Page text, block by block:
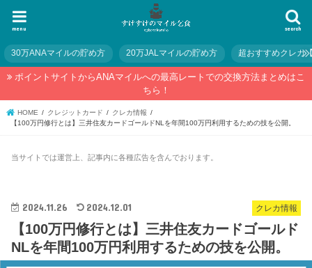
search
menu
30万ANAマイルの貯め方 20万JALマイルの貯め方 超おすすめクレカ
ポイントサイトからANAマイルへの最高レートでの交換方法まとめはこ
ちら！
HOME クレジットカード
クレカ情報
【100万円修行とは】三井住友カードゴールドNLを年間100万円利用するための技を公開。
当サイトでは運営上、記事内に各種広告を含んでおります。
クレカ情報
2024.11.26 2024.12.01
【100万円修行とは】三井住友カードゴールド
NLを年間100万円利用するための技を公開。